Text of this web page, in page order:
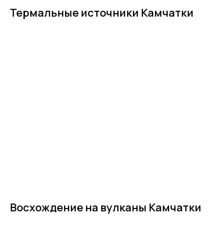
Термальные источники Камчатки
Восхождение на вулканы Камчатки